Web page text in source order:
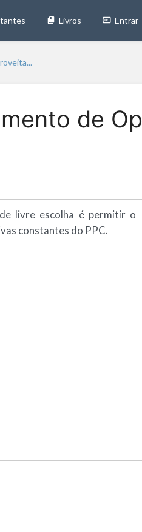
Livros Entrar
de
livre escolha é permitir
constantes do PPC.